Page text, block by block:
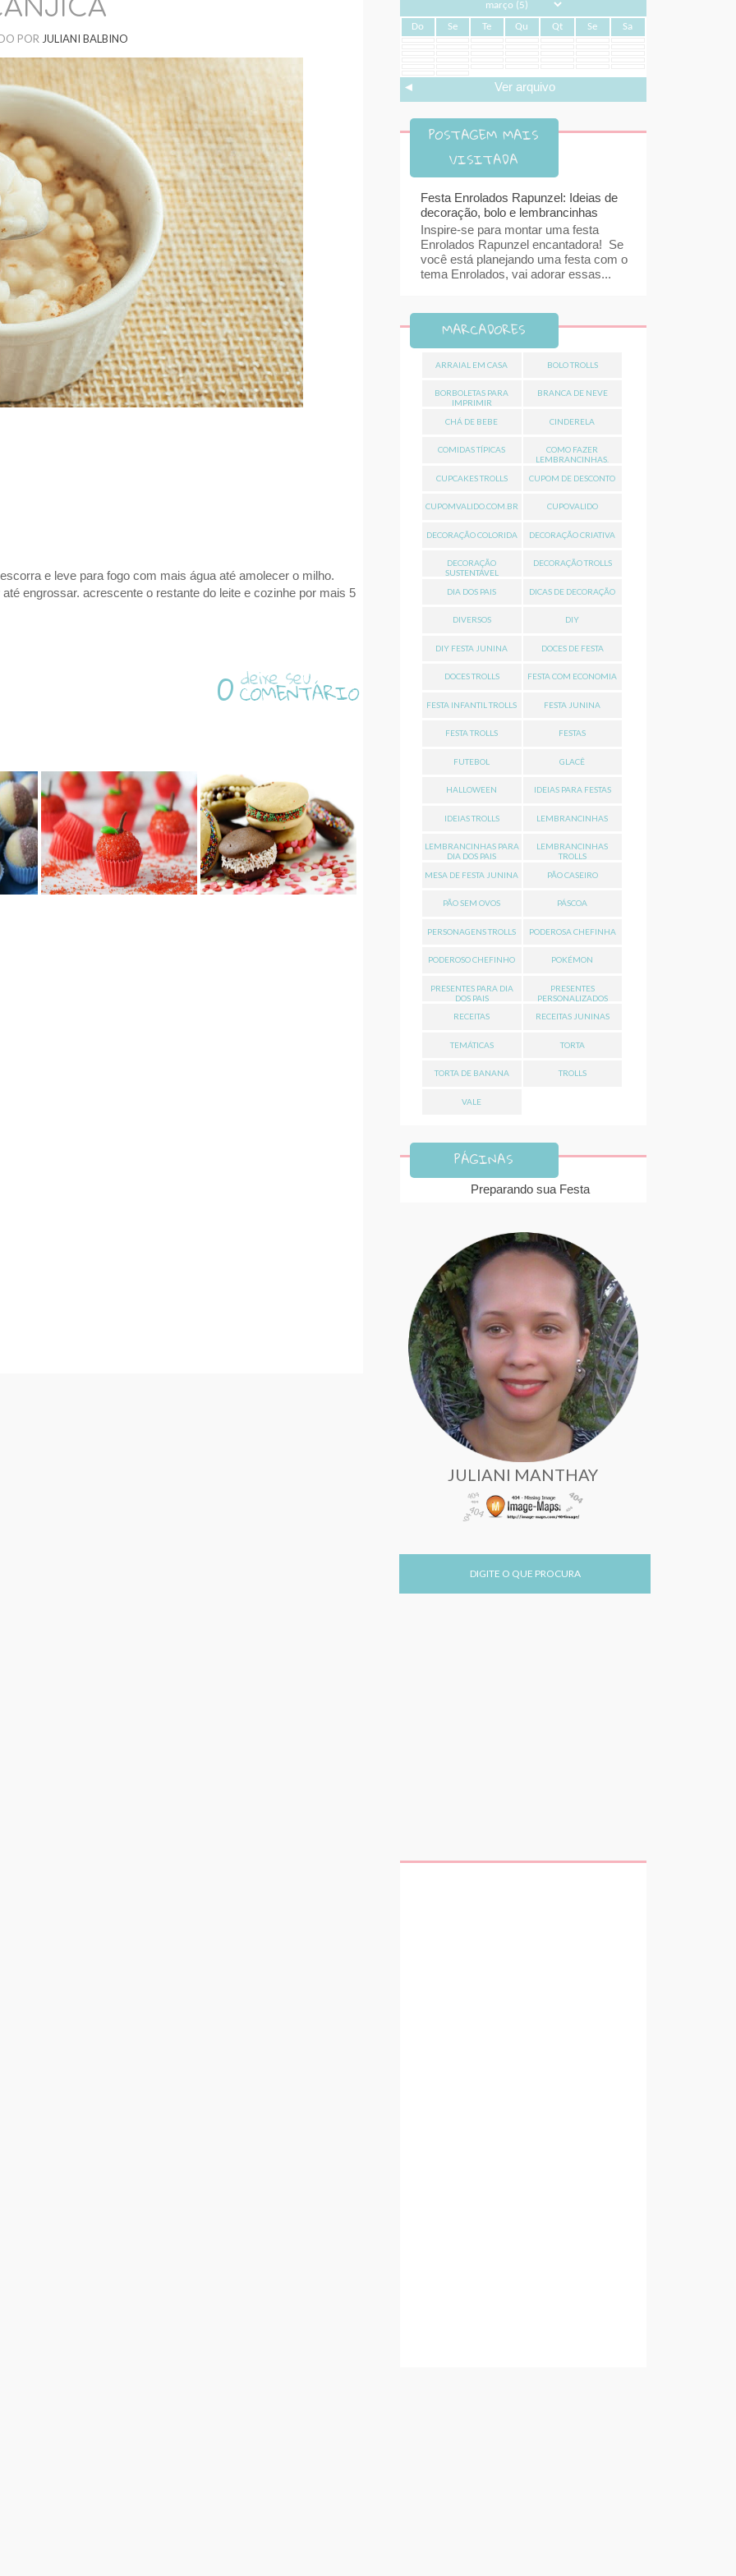
POR JULIANI BALBINO
e leve para fogo com mais água até amolecer o milho.
engrossar. acrescente o restante do leite e cozinhe por mais 5
0
Do Se Te Qu Qt Se Sa
◄ Ver arquivo
POSTAGEM MAIS
VISITADA
Festa Enrolados Rapunzel: Ideias de
decoração, bolo e lembrancinhas
Inspire-se para montar uma festa
Enrolados Rapunzel encantadora! Se
você está planejando uma festa com o
tema Enrolados, vai adorar essas...
MARCADORES
ARRAIAL EM CASA BOLO TROLLS
BORBOLETAS PARA
IMPRIMIR
BRANCA DE NEVE
CHÁ DE BEBE CINDERELA
COMIDAS TÍPICAS
COMO FAZER
LEMBRANCINHAS.
CUPCAKES TROLLS
CUPOM DE DESCONTO
CUPOMVALIDO.COM.BR CUPOVALIDO
DECORAÇÃO COLORIDA DECORAÇÃO CRIATIVA
DECORAÇÃO
SUSTENTÁVEL
DECORAÇÃO TROLLS
DIA DOS PAIS DICAS DE DECORAÇÃO
DIVERSOS DIY
DIY FESTA JUNINA DOCES DE FESTA
DOCES TROLLS FESTA COM ECONOMIA
FESTA INFANTIL TROLLS FESTA JUNINA
FESTA TROLLS FESTAS
FUTEBOL GLACÊ
HALLOWEEN IDEIAS PARA FESTAS
IDEIAS TROLLS LEMBRANCINHAS
LEMBRANCINHAS PARA
DIA DOS PAIS
LEMBRANCINHAS
TROLLS
MESA DE FESTA JUNINA
PÃO CASEIRO
PÃO SEM OVOS PÁSCOA
PERSONAGENS TROLLS PODEROSA CHEFINHA
PODEROSO CHEFINHO POKÉMON
PRESENTES PARA DIA
DOS PAIS
PRESENTES
PERSONALIZADOS
RECEITAS
RECEITAS JUNINAS
TEMÁTICAS TORTA
TORTA DE BANANA TROLLS
VALE
PÁGINAS
Preparando sua Festa
JULIANI MANTHAY